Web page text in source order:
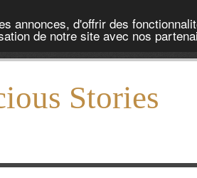
annonces, d'offrir des
de notre site avec nos
Stories